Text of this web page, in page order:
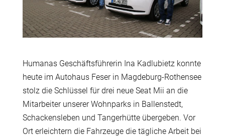
Humanas Geschäftsführerin Ina Kadlubietz konnte
heute im Autohaus Feser in Magdeburg-Rothensee
stolz die Schlüssel für drei neue Seat Mii an die
Mitarbeiter unserer Wohnparks in Ballenstedt,
Schackensleben und Tangerhütte übergeben. Vor
Ort erleichtern die Fahrzeuge die tägliche Arbeit bei